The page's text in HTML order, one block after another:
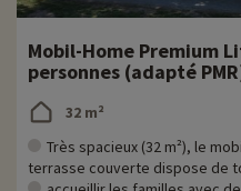
Mobil-Home Premium
personnes (adapté
32 m²
Très spacieux (32 m²), le
terrasse couverte dispose de